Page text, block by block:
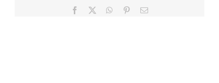
Facebook WhatsApp
PinterestCorreo